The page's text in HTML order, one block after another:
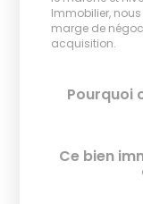
Immobilier,
marge de
acquisition.
Pourquoi
Ce bien